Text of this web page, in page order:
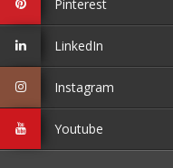
Pinterest
LinkedIn
Instagram
Youtube